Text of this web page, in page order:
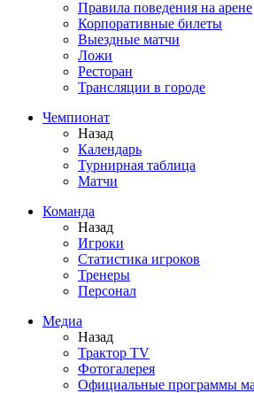
Правила поведения на арене
Корпоративные билеты
Выездные матчи
Ложи
Ресторан
Трансляции в городе
Чемпионат
Назад
Календарь
Турнирная таблица
Матчи
Команда
Назад
Игроки
Статистика игроков
Тренеры
Персонал
Медиа
Назад
Трактор TV
Фотогалерея
Официальные программы